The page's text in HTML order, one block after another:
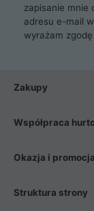
zapisanie mnie
adresu e-mail
wyrażam
Zakupy
Współpraca
Okazja i promocja
Struktura strony